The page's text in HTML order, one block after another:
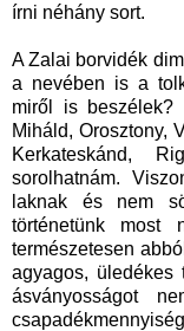
írni néhány sort.
A Zalai borvidék
a nevében is a
miről is beszélek?
Miháld, Orosztony,
Kerkateskánd,
sorolhatnám.
laknak és nem
történetünk
természetesen
agyagos, üledékes
ásványosságot